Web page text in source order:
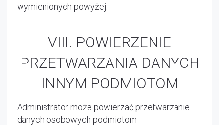
wymienionych powyżej.
VIII. POWIERZENIE
PRZETWARZANIA DANYCH
INNYM PODMIOTOM
Administrator może powierzać przetwarzanie
danych osobowych podmiotom